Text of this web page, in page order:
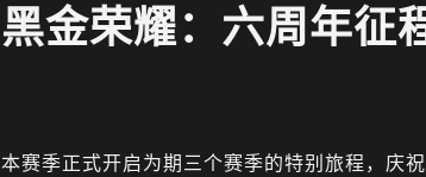
黑金荣耀：六周年征
本赛季正式开启为期三个赛季的特别旅程，庆祝